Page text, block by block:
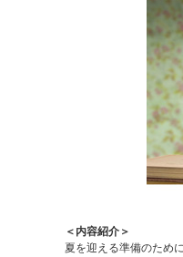
＜内容紹介＞
夏を迎える準備のため